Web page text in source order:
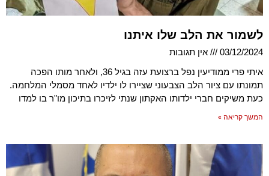
לשמור את הלב שלו איתנו
03/12/2024
אין תגובות
איתי פרי ממודיעין נפל ברצועת עזה בגיל 36, ולאחר מותו הפכה
תמונתו עם ציור הלב הצבעוני שציירו לו ילדיו לאחד מסמלי המלחמה.
כעת משיקים חברי ילדותו האקתון שנתי לזיכרו בתיכון מו"ר בו למדו
המשך קריאה »